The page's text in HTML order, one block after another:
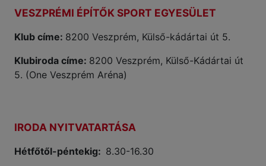
VESZPRÉMI ÉPÍTŐK SPORT EGYESÜLET
Klub címe: 8200 Veszprém, Külső-kádártai út 5.
Klubiroda címe: 8200 Veszprém, Külső-Kádártai út
5. (One Veszprém Aréna)
IRODA NYITVATARTÁSA
Hétfőtől-péntekig: 8.30-16.30